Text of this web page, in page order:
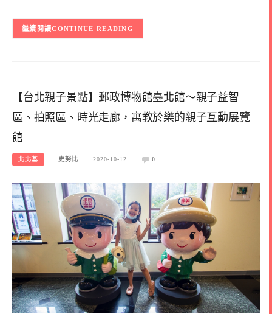
CONTINUE READING
【台北親子景點】郵政博物館臺北館～親子益智
區、拍照區、時光走廊，寓教於樂的親子互動展覽
館
北北基 史努比 2020-10-12 0